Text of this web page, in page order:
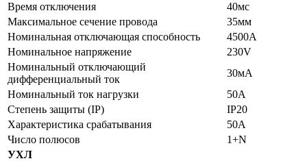
Время отключения
40мс
Максимальное сечение провода
35мм
Номинальная отключающая способность
4500А
Номинальное напряжение
230V
Номинальный отключающий
дифференциальный ток
30мА
Номинальный ток нагрузки
50А
Степень защиты (IP)
IP20
Характеристика срабатывания
50А
Число полюсов
1+N
УХЛ